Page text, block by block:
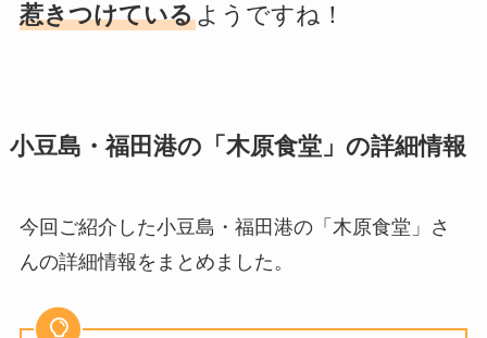
惹きつけているようですね！
小豆島・福田港の「木原食堂」の詳細情報
今回ご紹介した小豆島・福田港の「木原食堂」さ
んの詳細情報をまとめました。